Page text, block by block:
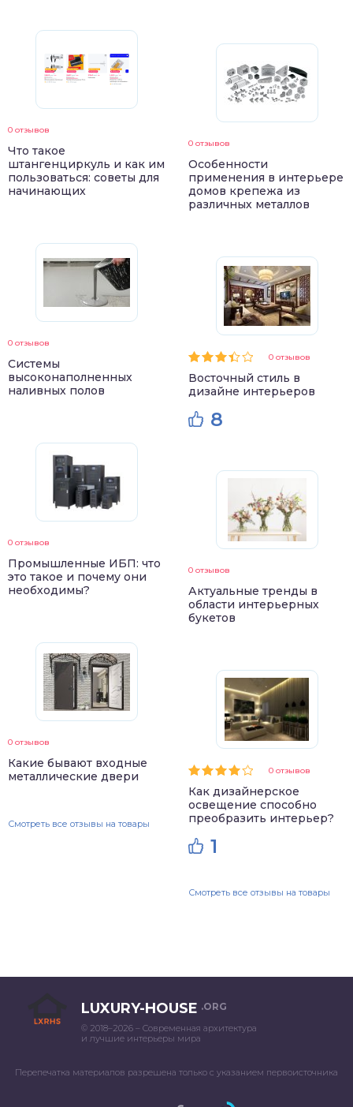
0 отзывов
Что такое
штангенциркуль и как им
пользоваться: советы для
начинающих
0 отзывов
Системы
высоконаполненных
наливных полов
0 отзывов
Промышленные ИБП: что
это такое и почему они
необходимы?
0 отзывов
Какие бывают входные
металлические двери
Смотреть все отзывы на товары
0 отзывов
Особенности
применения в интерьере
домов крепежа из
различных металлов
0 отзывов
Восточный стиль в
дизайне интерьеров
8
0 отзывов
Актуальные тренды в
области интерьерных
букетов
0 отзывов
Как дизайнерское
освещение способно
преобразить интерьер?
1
Смотреть все отзывы на товары
LUXURY-HOUSE .ORG
© 2018–2026 – Современная архитектура
и лучшие интерьеры мира
Перепечатка материалов разрешена только с указанием первоисточника